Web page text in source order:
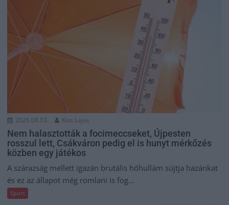
2026.08.03. Kiss Lajos
Nem halasztották a focimeccseket, Újpesten
rosszul lett, Csákváron pedig el is hunyt mérkőzés
közben egy játékos
A szárazság mellett igazán brutális hőhullám sújtja hazánkat
és ez az állapot még romlani is fog...
Sport